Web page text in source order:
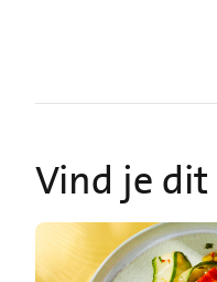
Vind je dit